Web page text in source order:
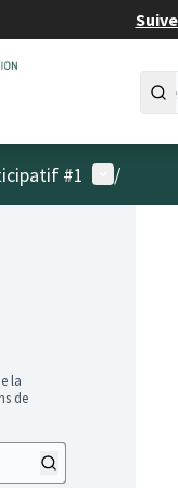
#1 Menu
/
la
de